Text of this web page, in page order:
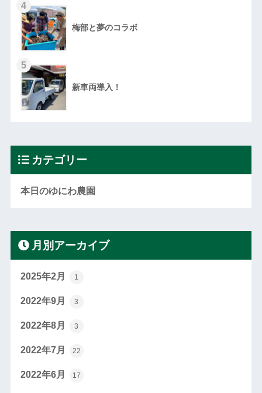
4
梅部と夢のコラボ
5
新車両導入！
カテゴリー
本日のゆにわ農園
月別アーカイブ
2025年2月 1
2022年9月 3
2022年8月 3
2022年7月 22
2022年6月 17